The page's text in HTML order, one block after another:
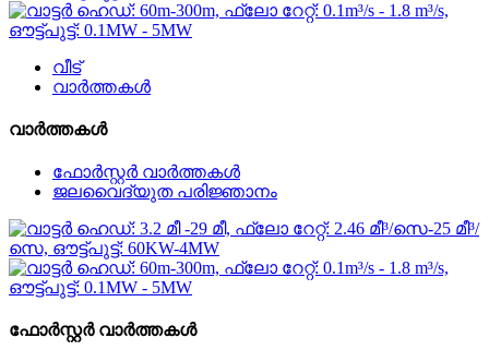
വീട്
വാർത്തകൾ
വാർത്തകൾ
ഫോർസ്റ്റർ വാർത്തകൾ
ജലവൈദ്യുത പരിജ്ഞാനം
ഫോർസ്റ്റർ വാർത്തകൾ